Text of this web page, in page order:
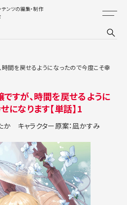
ンツの編集・制作
間を戻せるようになったので今度こそ幸
すが、時間を戻せるように
になります【単話】1
か キャラクター原案：凪かすみ